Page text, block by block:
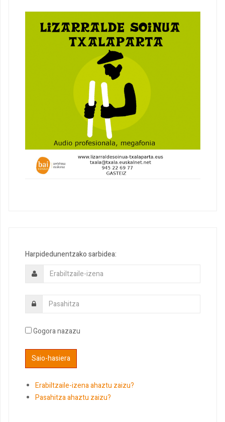
Harpidedunentzako sarbidea:
Gogora nazazu
Erabiltzaile-izena ahaztu zaizu?
Pasahitza ahaztu zaizu?